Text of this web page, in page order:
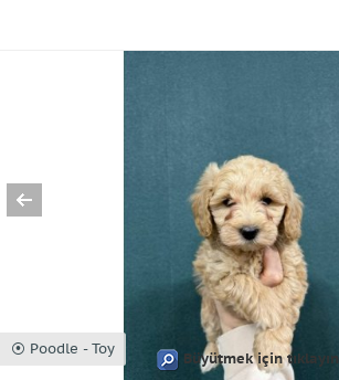
⦿ Poodle - Toy
Büyütmek için tıklayın